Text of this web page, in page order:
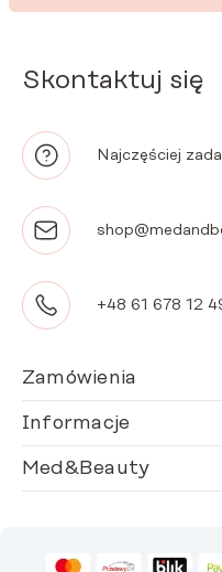
Skontaktuj się
Najczęściej
+48 61 678 12
Zamówienia
Informacje
Med&Beauty